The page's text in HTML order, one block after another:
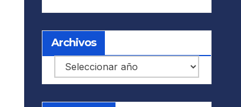
Archivos
Archivos